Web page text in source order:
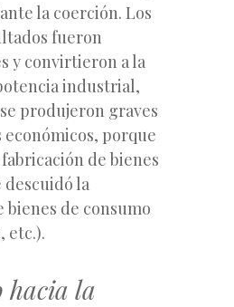
la coerción. Los
fueron
y convirtieron a la
industrial,
produjeron graves
porque
de bienes
descuidó la
de consumo
etc.).
hacia la